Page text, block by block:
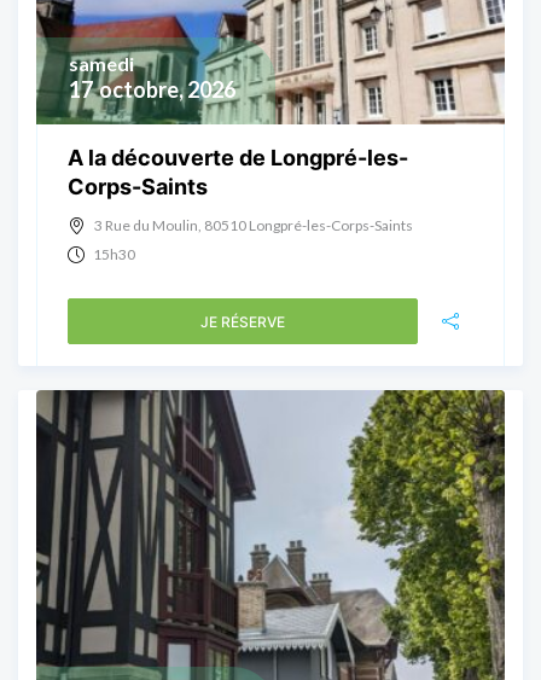
17 octobre, 2026
samedi
A la découverte de Longpré-les-
Corps-Saints
3 Rue du Moulin, 80510 Longpré-les-Corps-Saints
15h30
JE RÉSERVE